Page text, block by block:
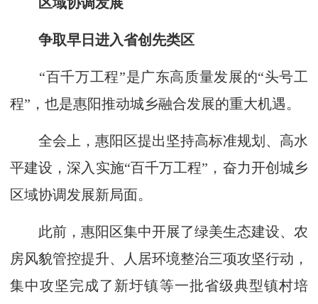
争取早日进入省创先类区
“百千万工程”是广东高质量发展的“头号工
程”，也是惠阳推动城乡融合发展的重大机遇。
全会上，惠阳区提出坚持高标准规划、高水
平建设，深入实施“百千万工程”，奋力开创城乡
区域协调发展新局面。
此前，惠阳区集中开展了绿美生态建设、农
房风貌管控提升、人居环境整治三项攻坚行动，
集中攻坚完成了新圩镇等一批省级典型镇村培